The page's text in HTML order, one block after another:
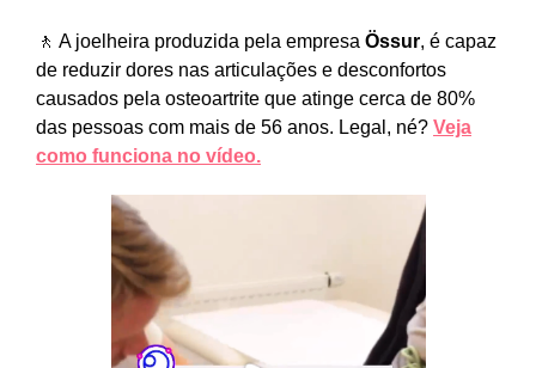
🚶 A joelheira produzida pela empresa Össur, é capaz
de reduzir dores nas articulações e desconfortos
causados pela osteoartrite que atinge cerca de 80%
das pessoas com mais de 56 anos. Legal, né? Veja
como funciona no vídeo.